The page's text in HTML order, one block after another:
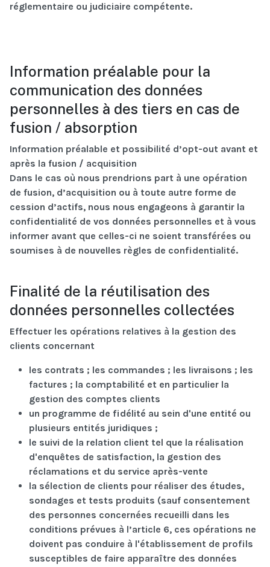
réglementaire ou judiciaire compétente.
Information préalable pour la
communication des données
personnelles à des tiers en cas de
fusion / absorption
Information préalable et possibilité d’opt-out avant et
après la fusion / acquisition
Dans le cas où nous prendrions part à une opération
de fusion, d’acquisition ou à toute autre forme de
cession d’actifs, nous nous engageons à garantir la
confidentialité de vos données personnelles et à vous
informer avant que celles-ci ne soient transférées ou
soumises à de nouvelles règles de confidentialité.
Finalité de la réutilisation des
données personnelles collectées
Effectuer les opérations relatives à la gestion des
clients concernant
les contrats ; les commandes ; les livraisons ; les
factures ; la comptabilité et en particulier la
gestion des comptes clients
un programme de fidélité au sein d'une entité ou
plusieurs entités juridiques ;
le suivi de la relation client tel que la réalisation
d'enquêtes de satisfaction, la gestion des
réclamations et du service après-vente
la sélection de clients pour réaliser des études,
sondages et tests produits (sauf consentement
des personnes concernées recueilli dans les
conditions prévues à l’article 6, ces opérations ne
doivent pas conduire à l'établissement de profils
susceptibles de faire apparaître des données